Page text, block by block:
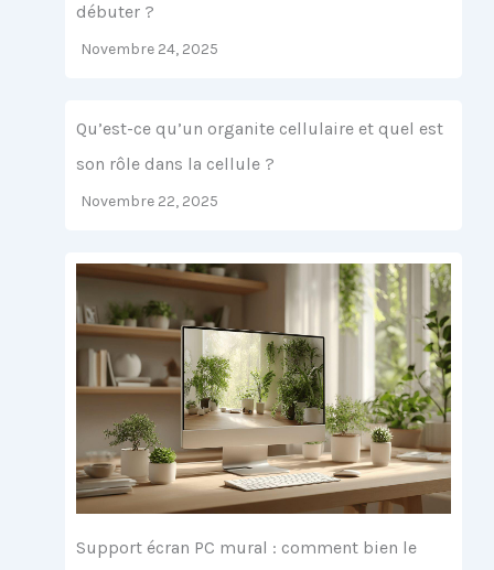
débuter ?
Novembre 24, 2025
Qu’est-ce qu’un organite cellulaire et quel est
son rôle dans la cellule ?
Novembre 22, 2025
Support écran PC mural : comment bien le